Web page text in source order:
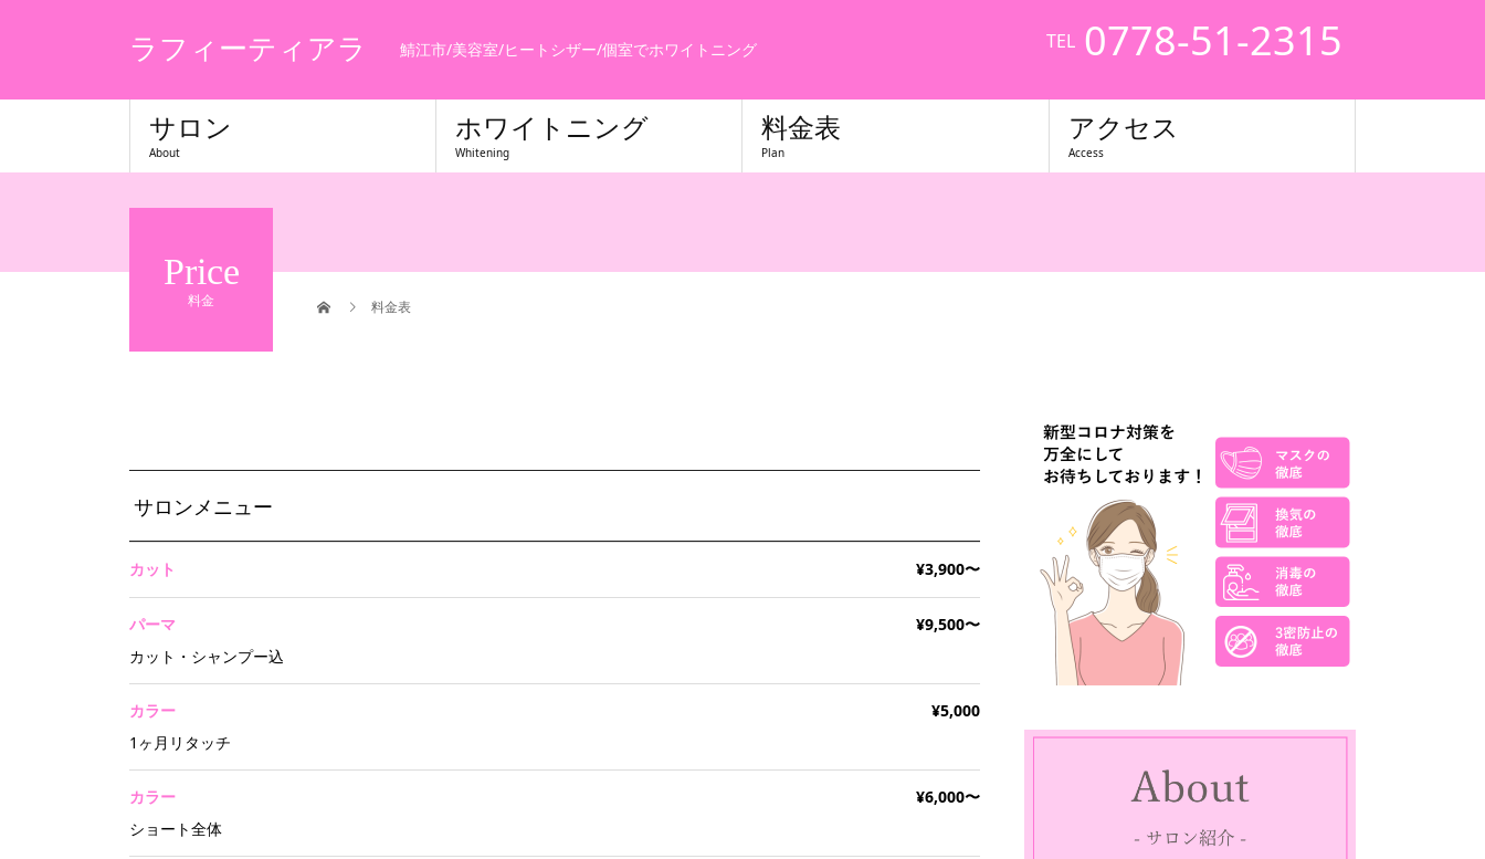
ラフィーティアラ 鯖江市/美容室/ヒートシザー/個室でホワイトニング TEL 0778-51-2315
サロン
About
ホワイトニング
Whitening
料金表
Plan
アクセス
Access
Price
料金 料金表
サロンメニュー
カット ¥3,900〜
パーマ
カット・シャンプー込
¥9,500〜
カラー
1ヶ月リタッチ
¥5,000
カラー
ショート全体
¥6,000〜